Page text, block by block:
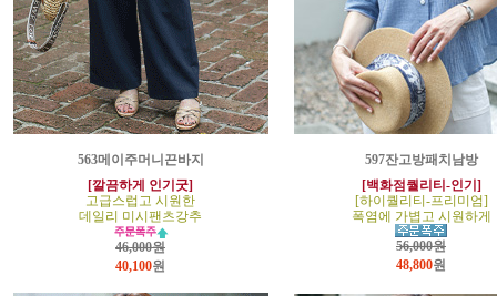
563메이주머니끈바지
[깔끔하게 인기굿]
고급스럽고 시원한
데일리 미시팬츠강추
46,000원
40,100원
597잔고방패치남방
[백화점퀄리티-인기]
[하이퀄리티-프리미엄]
폭염에 가볍고 시원하게
56,000원
48,800원